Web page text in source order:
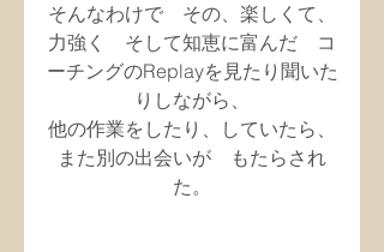
そんなわけで　その、楽しくて、
力強く　そして知恵に富んだ　コ
ーチングのReplayを見たり聞いた
りしながら、
他の作業をしたり、していたら、
また別の出会いが　もたらされ
た。